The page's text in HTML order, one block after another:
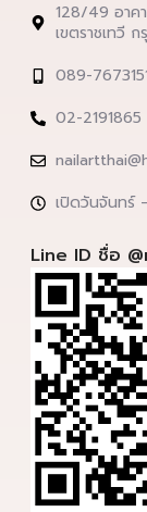
128/49 อาค
เขตราชเทวี
089-
02-2191865
เปิดวันจันทร์
Line ID ชื่อ